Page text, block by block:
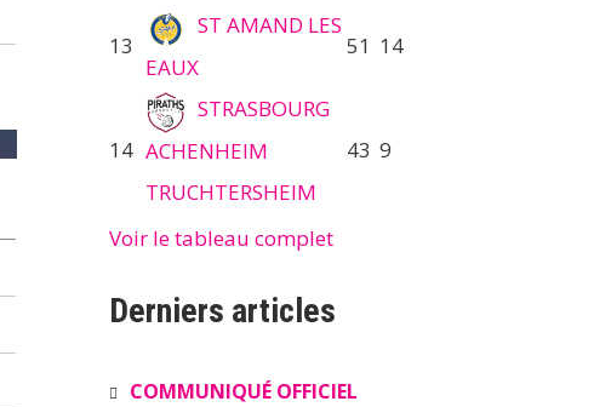
13
ST AMAND LES
EAUX
51 14
14
STRASBOURG
ACHENHEIM
TRUCHTERSHEIM
43 9
Voir le tableau complet
Derniers articles
COMMUNIQUÉ OFFICIEL